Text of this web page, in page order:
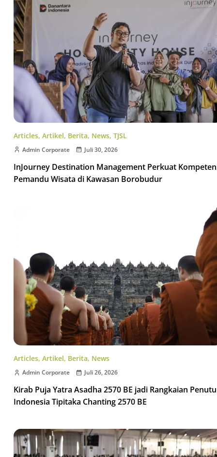
Articles, Artikel, Berita, News, TJSL
Admin Corporate Juli 30, 2026
InJourney Destination Management Perkuat
Pemandu Wisata di Kawasan Borobudur
Articles, Artikel, Berita, News
Admin Corporate Juli 26, 2026
Kirab Puja Yatra Asadha 2570 BE jadi Rangkaian
Indonesia Tipitaka Chanting 2570 BE